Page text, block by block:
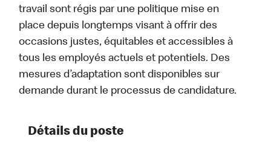
travail sont régis par une politique mise en
place depuis longtemps visant à offrir des
occasions justes, équitables et accessibles à
tous les employés actuels et potentiels. Des
mesures d’adaptation sont disponibles sur
demande durant le processus de candidature.
Détails du poste